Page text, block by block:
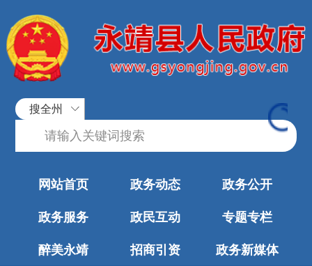
搜全州
网站首页 政务动态 政务公开
政务服务 政民互动 专题专栏
醉美永靖 招商引资 政务新媒体